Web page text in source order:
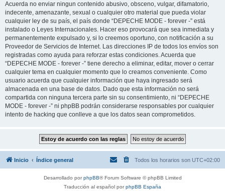
Acuerda no enviar ningun contenido abusivo, obsceno, vulgar, difamatorio,
indecente, amenazante, sexual o cualquier otro material que pueda violar
cualquier ley de su país, el país donde “DEPECHE MODE - forever -” está
instalado o Leyes Internacionales. Hacer eso provocará que sea inmediata y
permanentemente expulsado y, si lo creemos oportuno, con notificación a su
Proveedor de Servicios de Internet. Las direcciones IP de todos los envíos son
registradas como ayuda para reforzar estas condiciones. Acuerda que
“DEPECHE MODE - forever -” tiene derecho a eliminar, editar, mover o cerrar
cualquier tema en cualquier momento que lo creamos conveniente. Como
usuario acuerda que cualquier información que haya ingresado será
almacenada en una base de datos. Dado que esta información no será
compartida con ninguna tercera parte sin su consentimiento, ni “DEPECHE
MODE - forever -” ni phpBB podrán considerarse responsables por cualquier
intento de hacking que conlleve a que los datos sean comprometidos.
Inicio Índice general Todos los horarios son UTC+02:00
Desarrollado porphpBB® Forum Software © phpBB Limited
Traducción al español porphpBB España